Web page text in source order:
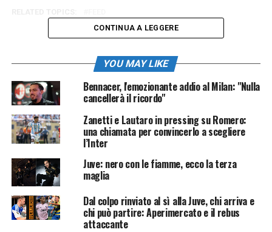
CONTINUA A LEGGERE
YOU MAY LIKE
Bennacer, l'emozionante addio al Milan: "Nulla
cancellerà il ricordo"
Zanetti e Lautaro in pressing su Romero:
una chiamata per convincerlo a scegliere
l’Inter
Juve: nero con le fiamme, ecco la terza
maglia
Dal colpo rinviato al sì alla Juve, chi arriva e
chi può partire: Aperimercato e il rebus
attaccante